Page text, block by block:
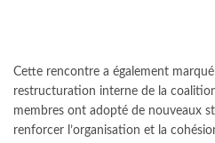
Cette rencontre a également
restructuration interne de la
membres ont adopté de nouveaux
renforcer l’organisation et la